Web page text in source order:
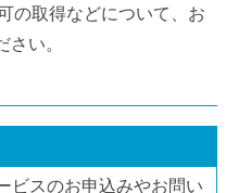
の取得などについて、お
い。
ビスのお申込みやお問い